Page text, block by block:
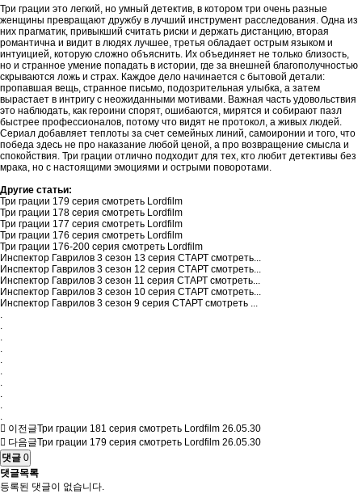
Три грации это легкий, но умный детектив, в котором три очень разные
женщины превращают дружбу в лучший инструмент расследования. Одна из
них прагматик, привыкший считать риски и держать дистанцию, вторая
романтична и видит в людях лучшее, третья обладает острым языком и
интуицией, которую сложно объяснить. Их объединяет не только близость,
но и странное умение попадать в истории, где за внешней благополучностью
скрываются ложь и страх. Каждое дело начинается с бытовой детали:
пропавшая вещь, странное письмо, подозрительная улыбка, а затем
вырастает в интригу с неожиданными мотивами. Важная часть удовольствия
это наблюдать, как героини спорят, ошибаются, мирятся и собирают пазл
быстрее профессионалов, потому что видят не протокол, а живых людей.
Сериал добавляет теплоты за счет семейных линий, самоиронии и того, что
победа здесь не про наказание любой ценой, а про возвращение смысла и
спокойствия. Три грации отлично подходит для тех, кто любит детективы без
мрака, но с настоящими эмоциями и острыми поворотами.
Другие статьи:
Три грации 179 серия смотреть Lordfilm
Три грации 178 серия смотреть Lordfilm
Три грации 177 серия смотреть Lordfilm
Три грации 176 серия смотреть Lordfilm
Три грации 176-200 серия смотреть Lordfilm
Инспектор Гаврилов 3 сезон 13 серия СТАРТ смотреть...
Инспектор Гаврилов 3 сезон 12 серия СТАРТ смотреть...
Инспектор Гаврилов 3 сезон 11 серия СТАРТ смотреть...
Инспектор Гаврилов 3 сезон 10 серия СТАРТ смотреть...
Инспектор Гаврилов 3 сезон 9 серия СТАРТ смотреть ...
.
.
.
.
.
.
.
.
.
.
이전글Три грации 181 серия смотреть Lordfilm 26.05.30
다음글Три грации 179 серия смотреть Lordfilm 26.05.30
댓글 0
댓글목록
등록된 댓글이 없습니다.